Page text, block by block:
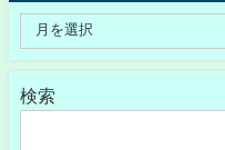
検索